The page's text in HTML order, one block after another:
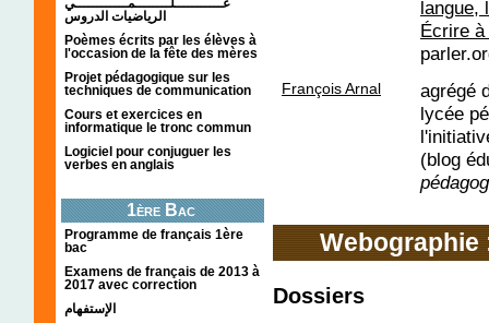
عـــــــــــلــــــــمــــــــــــي
الرياضيات الدروس
Poèmes écrits par les élèves à
l'occasion de la fête des mères
Projet pédagogique sur les
techniques de communication
Cours et exercices en
informatique le tronc commun
Logiciel pour conjuguer les
verbes en anglais
1ère Bac
Programme de français 1ère
bac
Examens de français de 2013 à
2017 avec correction
الإستفهام
langue,
Écrire
François Arnal
agrégé
lycée
(blog
Webographie
Dossiers